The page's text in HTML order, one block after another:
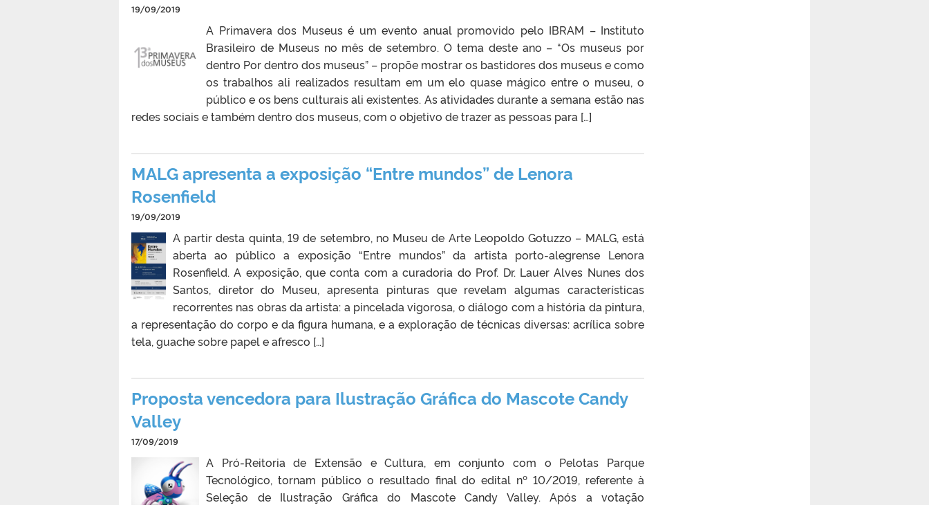
19/09/2019
A Primavera dos Museus é um evento anual promovido pelo IBRAM – Instituto
Brasileiro de Museus no mês de setembro. O tema deste ano – “Os museus por
dentro Por dentro dos museus” – propõe mostrar os bastidores dos museus e como
os trabalhos ali realizados resultam em um elo quase mágico entre o museu, o
público e os bens culturais ali existentes. As atividades durante a semana estão nas
redes sociais e também dentro dos museus, com o objetivo de trazer as pessoas para […]
MALG apresenta a exposição “Entre mundos” de Lenora
Rosenfield
19/09/2019
A partir desta quinta, 19 de setembro, no Museu de Arte Leopoldo Gotuzzo – MALG, está
aberta ao público a exposição “Entre mundos” da artista porto-alegrense Lenora
Rosenfield. A exposição, que conta com a curadoria do Prof. Dr. Lauer Alves Nunes dos
Santos, diretor do Museu, apresenta pinturas que revelam algumas características
recorrentes nas obras da artista: a pincelada vigorosa, o diálogo com a história da pintura,
a representação do corpo e da figura humana, e a exploração de técnicas diversas: acrílica sobre
tela, guache sobre papel e afresco […]
Proposta vencedora para Ilustração Gráfica do Mascote Candy
Valley
17/09/2019
A Pró-Reitoria de Extensão e Cultura, em conjunto com o Pelotas Parque
Tecnológico, tornam público o resultado final do edital nº 10/2019, referente à
Seleção de Ilustração Gráfica do Mascote Candy Valley. Após a votação